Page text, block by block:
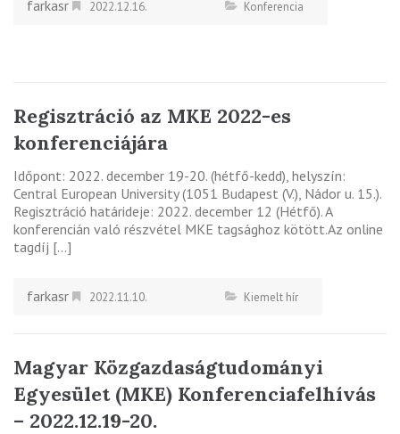
farkasr 2022.12.16. Konferencia
Regisztráció az MKE 2022-es
konferenciájára
Időpont: 2022. december 19-20. (hétfő-kedd), helyszín:
Central European University (1051 Budapest (V.), Nádor u. 15.).
Regisztráció határideje: 2022. december 12 (Hétfő). A
konferencián való részvétel MKE tagsághoz kötött.Az online
tagdíj […]
farkasr 2022.11.10. Kiemelt hír
Magyar Közgazdaságtudományi
Egyesület (MKE) Konferenciafelhívás
– 2022.12.19-20.